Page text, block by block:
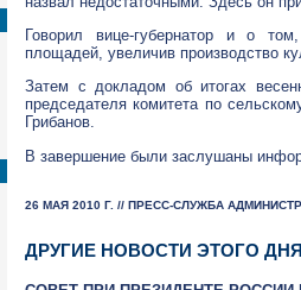
Говорил вице-губернатори о том,
площадей, увеличив производство
Затем с докладом об итогах
председателя комитета по
Грибанов.
В завершение были заслушаны
26 МАЯ 2010 Г. // ПРЕСС-СЛУЖБА
ДРУГИЕ НОВОСТИ ЭТОГО